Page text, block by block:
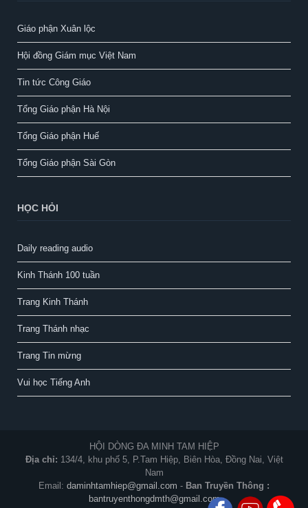
Giáo phận Xuân lộc
Hội đồng Giám mục Việt Nam
Tin tức Công Giáo
Tổng Giáo phận Hà Nội
Tổng Giáo phận Huế
Tổng Giáo phận Sài Gòn
HỌC HỎI
Daily reading audio
Kinh Thánh 100 tuần
Trang Kinh Thánh
Trang Thánh nhạc
Trang Tin mừng
Vui học Tiếng Anh
HỘI DÒNG ĐA MINH TAM HIỆP
Địa chỉ: 134/4, khu phố 5, P.Tam Hiệp, Biên Hòa, Đồng Nai, Việt
Nam
Email: daminhtamhiep@gmail.com - Ban Truyền Thông :
bantruyenthongdmth@gmail.com